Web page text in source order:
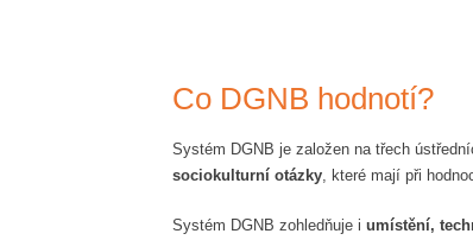
Co DGNB hodnotí?
Systém DGNB je založen na třech
sociokulturní otázky, které mají při
Systém DGNB zohledňuje i umístění,